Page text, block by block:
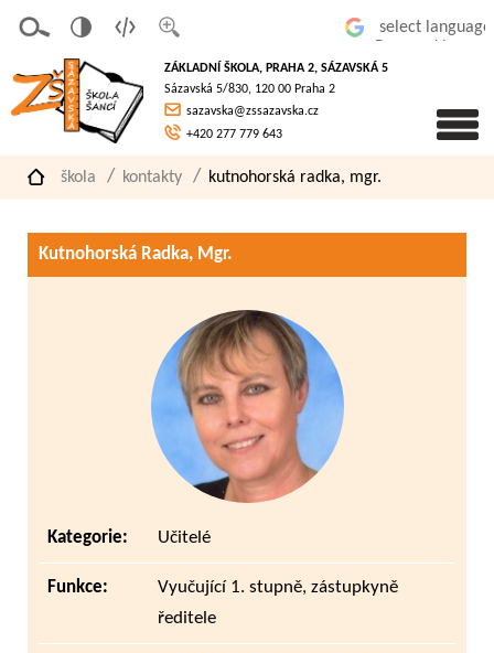
písmo
á
verze
pro
slaboz
raké
ZÁKLADNÍ ŠKOLA, PRAHA 2, SÁZAVSKÁ 5
Sázavská 5/830, 120 00 Praha 2
sazavska@zssazavska.cz
+420 277 779 643
škola kontakty kutnohorská radka, mgr.
Kutnohorská Radka, Mgr.
Kategorie: Učitelé
Funkce:
Vyučující 1. stupně, zástupkyně
ředitele